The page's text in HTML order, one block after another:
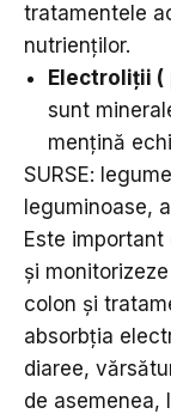
tratamentele
nutrienților.
Electroliții (
sunt
mențină
SURSE:
leguminoase,
Este
și
colon și
absorbția
diaree,
de asemenea,